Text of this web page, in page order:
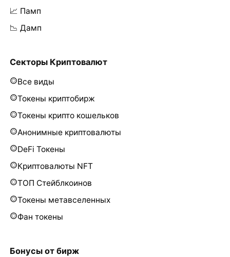
📈 Памп
📉 Дамп
Секторы Криптовалют
Все виды
Токены криптобирж
Токены крипто кошельков
Анонимные криптовалюты
DeFi Токены
Криптовалюты NFT
ТОП Стейблкоинов
Токены метавселенных
Фан токены
Бонусы от бирж